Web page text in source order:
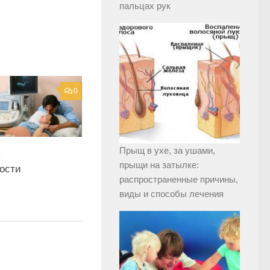
0
пальцах рук
Прыщ в ухе, за ушами,
прыщи на затылке:
распространенные причины,
виды и способы лечения